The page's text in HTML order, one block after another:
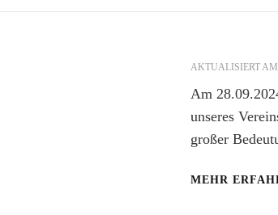
AKTUALISIERT AM
Am
unseres
großer
MEHR